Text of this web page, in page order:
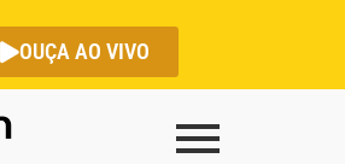
OUÇA AO VIVO